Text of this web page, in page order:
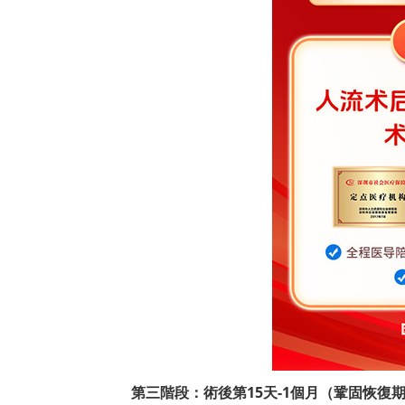
第三階段：術後第15天-1個月（鞏固恢復